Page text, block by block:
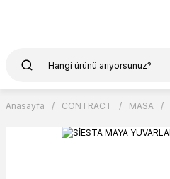
Anasayfa CONTRACT MASA